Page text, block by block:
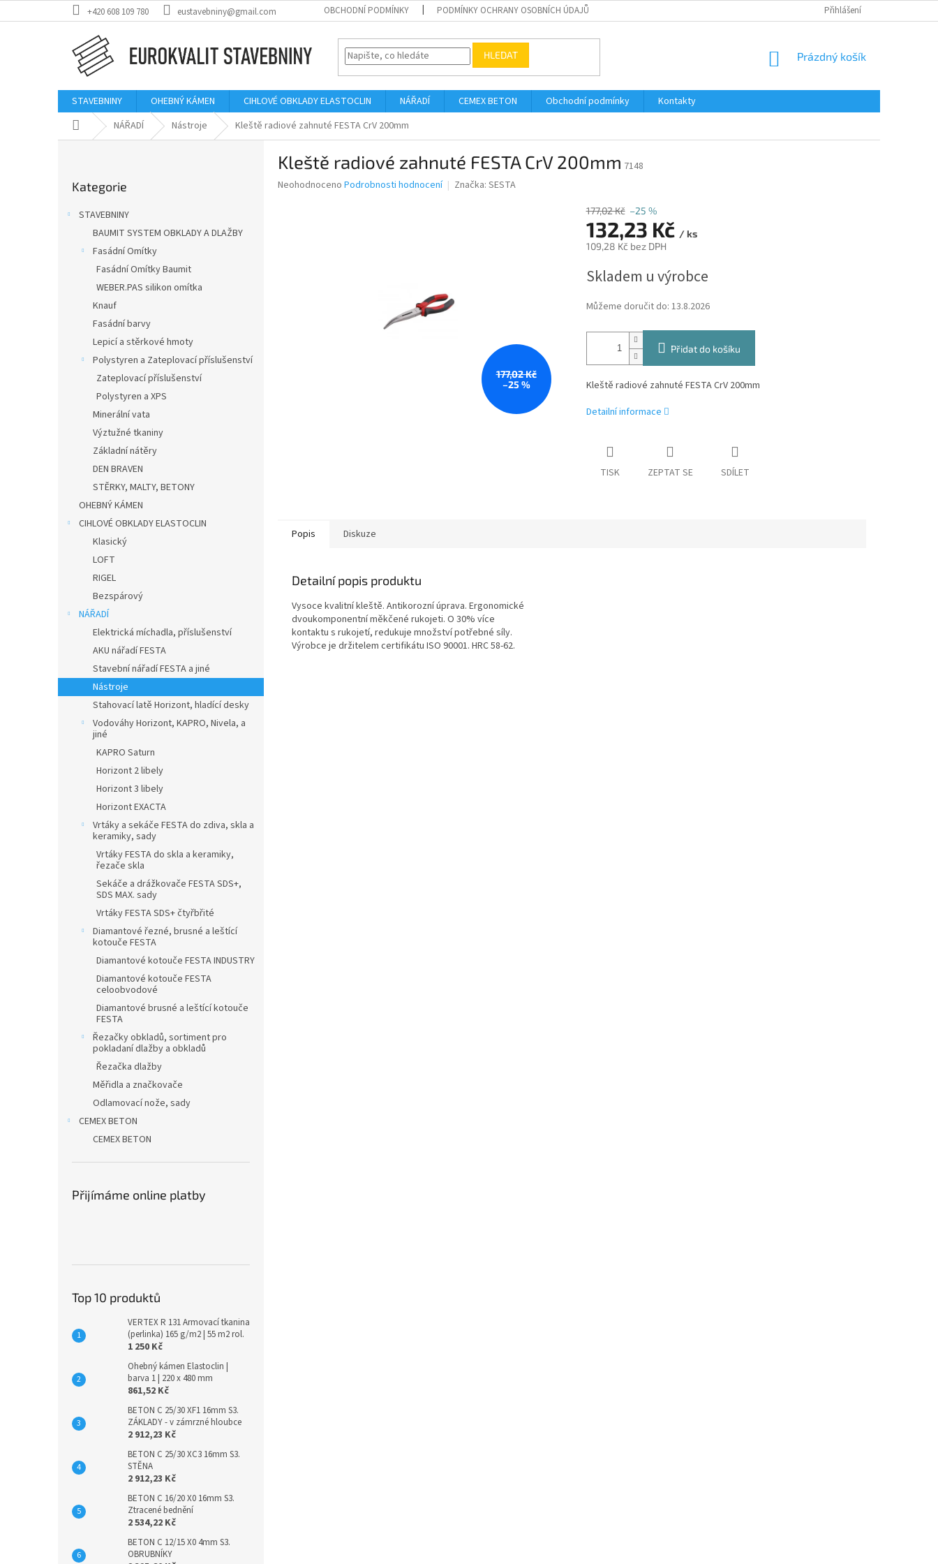
na
+420 608 109 780 eustavebniny@gmail.com OBCHODNÍ PODMÍNKY PODMÍNKY OCHRANY OSOBNÍCH ÚDAJŮ Přihlášení
HLEDAT
NÁKUPNÍ
Prázdný košík
STAVEBNINY OHEBNÝ KÁMEN CIHLOVÉ OBKLADY ELASTOCLIN NÁŘADÍ CEMEX BETON Obchodní podmínky
Kontakty
Domů NÁŘADÍ Nástroje Kleště radiové zahnuté FESTA CrV 200mm
kategorie
Kategorie
STAVEBNINY
BAUMIT SYSTEM OBKLADY A DLAŽBY
Fasádní Omítky
Fasádní Omítky Baumit
WEBER.PAS silikon omítka
Knauf
Fasádní barvy
Lepicí a stěrkové hmoty
Polystyren a Zateplovací příslušenství
Zateplovací příslušenství
Polystyren a XPS
Minerální vata
Výztužné tkaniny
Základní nátěry
DEN BRAVEN
STĚRKY, MALTY, BETONY
OHEBNÝ KÁMEN
CIHLOVÉ OBKLADY ELASTOCLIN
Klasický
LOFT
RIGEL
Bezspárový
NÁŘADÍ
Elektrická míchadla, příslušenství
AKU nářadí FESTA
Stavební nářadí FESTA a jiné
Nástroje
Stahovací latě Horizont, hladící desky
Vodováhy Horizont, KAPRO, Nivela, a
jiné
KAPRO Saturn
Horizont 2 libely
Horizont 3 libely
Horizont EXACTA
Vrtáky a sekáče FESTA do zdiva, skla a
keramiky, sady
Vrtáky FESTA do skla a keramiky,
řezače skla
Sekáče a drážkovače FESTA SDS+,
SDS MAX. sady
Vrtáky FESTA SDS+ čtyřbřité
Diamantové řezné, brusné a leštící
kotouče FESTA
Diamantové kotouče FESTA INDUSTRY
Diamantové kotouče FESTA
celoobvodové
Diamantové brusné a leštící kotouče
FESTA
Řezačky obkladů, sortiment pro
pokladaní dlažby a obkladů
Řezačka dlažby
Měřidla a značkovače
Odlamovací nože, sady
CEMEX BETON
CEMEX BETON
Přijímáme online platby
Top 10 produktů
VERTEX R 131 Armovací tkanina
(perlinka) 165 g/m2 | 55 m2 rol.
1 250 Kč
Ohebný kámen Elastoclin |
barva 1 | 220 x 480 mm
861,52 Kč
BETON C 25/30 XF1 16mm S3.
ZÁKLADY - v zámrzné hloubce
2 912,23 Kč
BETON C 25/30 XC3 16mm S3.
STĚNA
2 912,23 Kč
BETON C 16/20 X0 16mm S3.
Ztracené bednění
2 534,22 Kč
BETON C 12/15 X0 4mm S3.
OBRUBNÍKY
Kleště radiové zahnuté FESTA CrV 200mm 7148
Průměrné
Neohodnoceno Podrobnosti hodnocení Značka: SESTA
177,02 Kč
–25 %
177,02 Kč –25 %
132,23 Kč / ks
109,28 Kč bez DPH
cena:
Skladem u výrobce
Můžeme doručit do: 13.8.2026
Přidat do košíku
Kleště radiové zahnuté FESTA CrV 200mm
Detailní informace
TISK ZEPTAT SE SDÍLET
Popis Diskuze
Detailní popis produktu
Vysoce kvalitní kleště. Antikorozní úprava. Ergonomické
dvoukomponentní měkčené rukojeti. O 30% více
kontaktu s rukojetí, redukuje množství potřebné síly.
Výrobce je držitelem certifikátu ISO 90001. HRC 58-62.